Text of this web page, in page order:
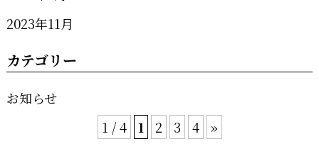
2023年11月
カテゴリー
お知らせ
1 / 4
1 2 3 4 »